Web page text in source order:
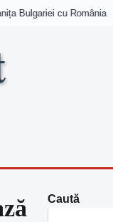
Bulgariei cu România
Caută